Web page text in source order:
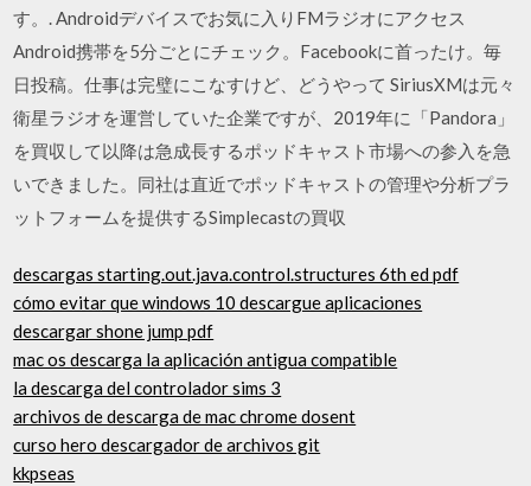
す。. Androidデバイスでお気に入りFMラジオにアクセス
Android携帯を5分ごとにチェック。Facebookに首ったけ。毎
日投稿。仕事は完璧にこなすけど、どうやって SiriusXMは元々
衛星ラジオを運営していた企業ですが、2019年に「Pandora」
を買収して以降は急成長するポッドキャスト市場への参入を急
いできました。同社は直近でポッドキャストの管理や分析プラ
ットフォームを提供するSimplecastの買収
descargas starting.out.java.control.structures 6th ed pdf
cómo evitar que windows 10 descargue aplicaciones
descargar shone jump pdf
mac os descarga la aplicación antigua compatible
la descarga del controlador sims 3
archivos de descarga de mac chrome dosent
curso hero descargador de archivos git
kkpseas